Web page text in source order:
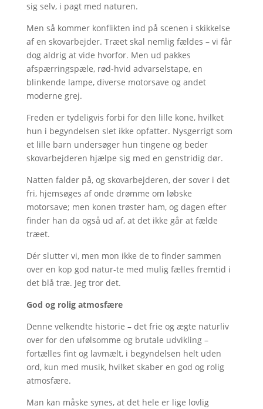
sig selv, i pagt med naturen.
Men så kommer konflikten ind på scenen i skikkelse
af en skovarbejder. Træet skal nemlig fældes – vi får
dog aldrig at vide hvorfor. Men ud pakkes
afspærringspæle, rød-hvid advarselstape, en
blinkende lampe, diverse motorsave og andet
moderne grej.
Freden er tydeligvis forbi for den lille kone, hvilket
hun i begyndelsen slet ikke opfatter. Nysgerrigt som
et lille barn undersøger hun tingene og beder
skovarbejderen hjælpe sig med en genstridig dør.
Natten falder på, og skovarbejderen, der sover i det
fri, hjemsøges af onde drømme om løbske
motorsave; men konen trøster ham, og dagen efter
finder han da også ud af, at det ikke går at fælde
træet.
Dér slutter vi, men mon ikke de to finder sammen
over en kop god natur-te med mulig fælles fremtid i
det blå træ. Jeg tror det.
God og rolig atmosfære
Denne velkendte historie – det frie og ægte naturliv
over for den ufølsomme og brutale udvikling –
fortælles fint og lavmælt, i begyndelsen helt uden
ord, kun med musik, hvilket skaber en god og rolig
atmosfære.
Man kan måske synes, at det hele er lige lovlig